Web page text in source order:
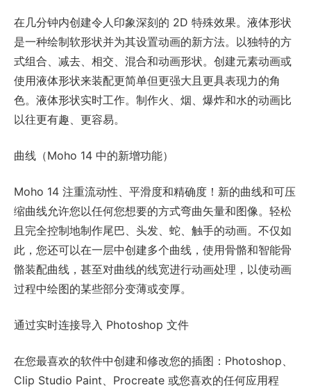
在几分钟内创建令人印象深刻的 2D 特殊效果。液体形状
是一种绘制软形状并为其设置动画的新方法。以独特的方
式组合、减去、相交、混合和动画形状。创建元素动画或
使用液体形状来装配更简单但更强大且更具表现力的角
色。液体形状实时工作。制作火、烟、爆炸和水的动画比
以往更有趣、更容易。
曲线（Moho 14 中的新增功能）
Moho 14 注重流动性、平滑度和精确度！新的曲线和可压
缩曲线允许您以任何您想要的方式弯曲矢量和图像。轻松
且完全控制地制作尾巴、头发、蛇、触手的动画。不仅如
此，您还可以在一层中创建多个曲线，使用骨骼和智能骨
骼装配曲线，甚至对曲线的线宽进行动画处理，以使动画
过程中绘图的某些部分变薄或变厚。
通过实时连接导入 Photoshop 文件
在您最喜欢的软件中创建和修改您的插图：Photoshop、
Clip Studio Paint、Procreate 或您喜欢的任何应用程